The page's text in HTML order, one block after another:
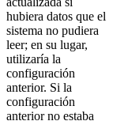
hubiera datos que el
sistema no pudiera
leer; en su lugar,
utilizaría la
configuración
anterior. Si la
configuración
anterior no estaba